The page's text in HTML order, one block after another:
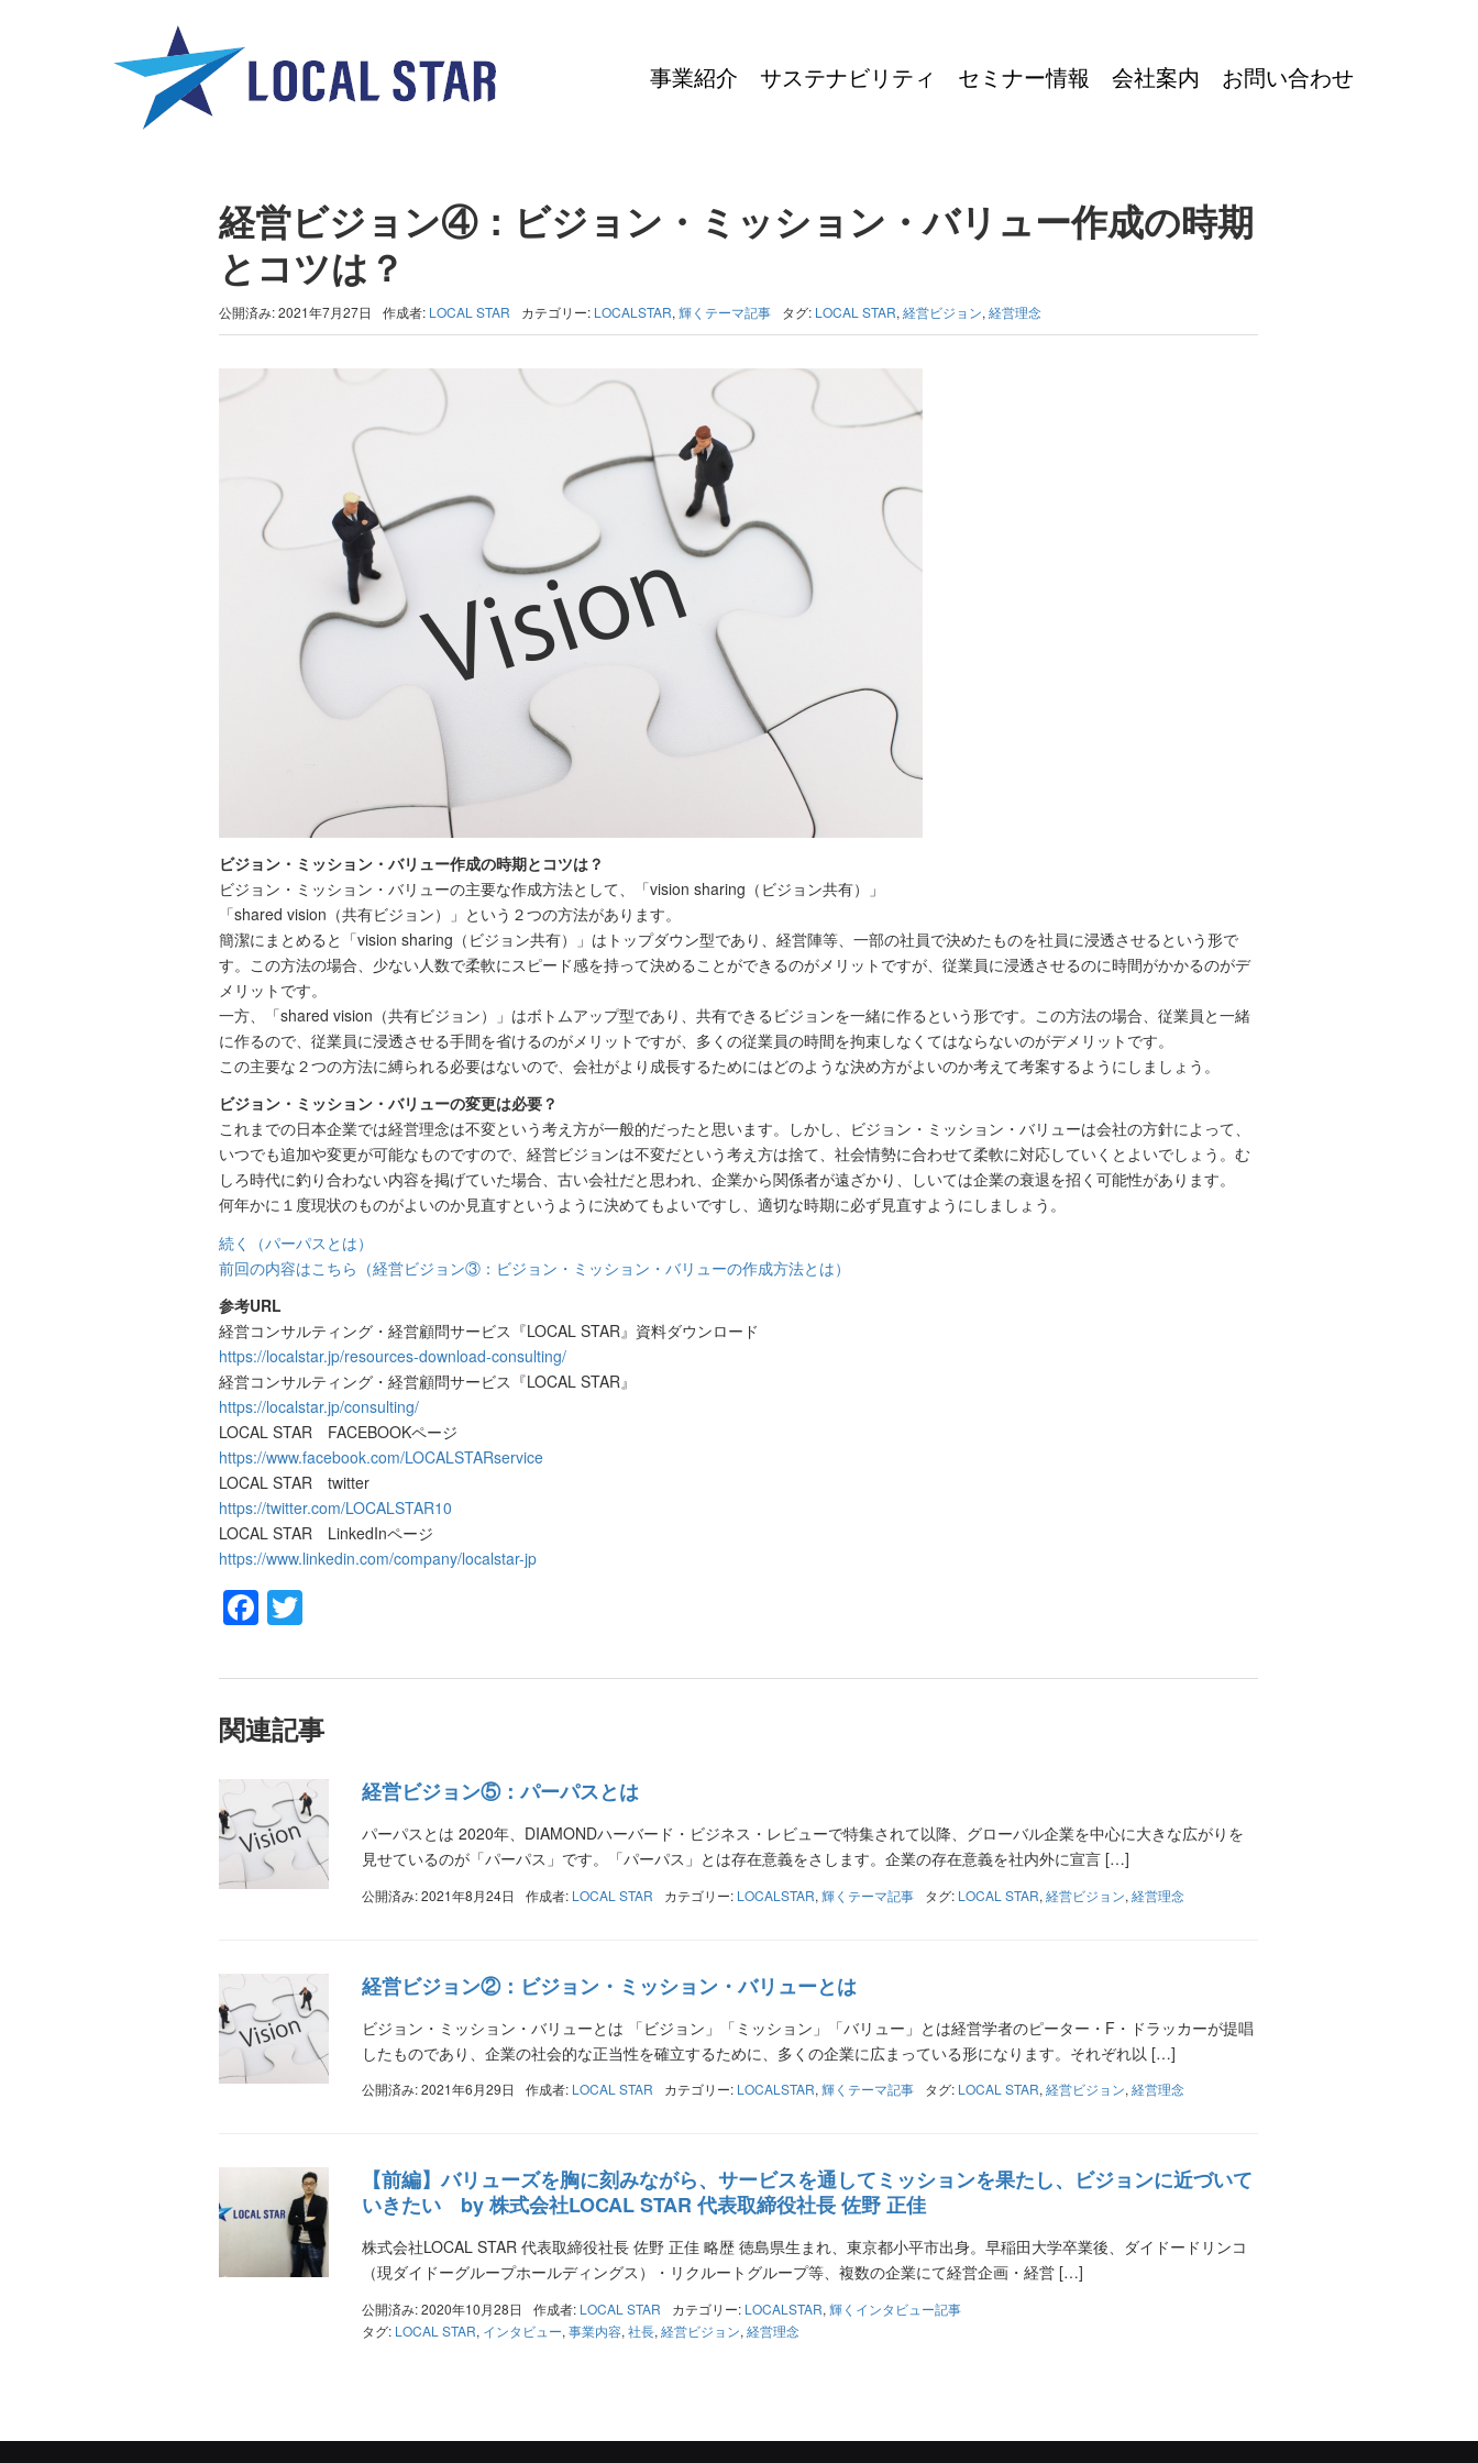
事業紹介 サステナビリティ セミナー情報 会社案内 お問い合わせ
経営ビジョン④：ビジョン・ミッション・バリュー作成の時期
とコツは？
公開済み: 2021年7月27日 作成者: LOCAL STAR カテゴリー: LOCALSTAR,輝くテーマ記事 タグ: LOCAL STAR,経営ビジョン,経営理念
ビジョン・ミッション・バリュー作成の時期とコツは？
ビジョン・ミッション・バリューの主要な作成方法として、「vision sharing（ビジョン共有）」
「shared vision（共有ビジョン）」という２つの方法があります。
簡潔にまとめると「vision sharing（ビジョン共有）」はトップダウン型であり、経営陣等、一部の社員で決めたものを社員に浸透させるという形で
す。この方法の場合、少ない人数で柔軟にスピード感を持って決めることができるのがメリットですが、従業員に浸透させるのに時間がかかるのがデ
メリットです。
一方、「shared vision（共有ビジョン）」はボトムアップ型であり、共有できるビジョンを一緒に作るという形です。この方法の場合、従業員と一緒
に作るので、従業員に浸透させる手間を省けるのがメリットですが、多くの従業員の時間を拘束しなくてはならないのがデメリットです。
この主要な２つの方法に縛られる必要はないので、会社がより成長するためにはどのような決め方がよいのか考えて考案するようにしましょう。
ビジョン・ミッション・バリューの変更は必要？
これまでの日本企業では経営理念は不変という考え方が一般的だったと思います。しかし、ビジョン・ミッション・バリューは会社の方針によって、
いつでも追加や変更が可能なものですので、経営ビジョンは不変だという考え方は捨て、社会情勢に合わせて柔軟に対応していくとよいでしょう。む
しろ時代に釣り合わない内容を掲げていた場合、古い会社だと思われ、企業から関係者が遠ざかり、しいては企業の衰退を招く可能性があります。
何年かに１度現状のものがよいのか見直すというように決めてもよいですし、適切な時期に必ず見直すようにしましょう。
続く（パーパスとは）
前回の内容はこちら（経営ビジョン③：ビジョン・ミッション・バリューの作成方法とは）
参考URL
経営コンサルティング・経営顧問サービス『LOCAL STAR』資料ダウンロード
https://localstar.jp/resources-download-consulting/
経営コンサルティング・経営顧問サービス『LOCAL STAR』
https://localstar.jp/consulting/
LOCAL STAR FACEBOOKページ
https://www.facebook.com/LOCALSTARservice
LOCAL STAR twitter
https://twitter.com/LOCALSTAR10
LOCAL STAR LinkedInページ
https://www.linkedin.com/company/localstar-jp
Facebook
関連記事
経営ビジョン⑤：パーパスとは
パーパスとは 2020年、DIAMONDハーバード・ビジネス・レビューで特集されて以降、グローバル企業を中心に大きな広がりを
見せているのが「パーパス」です。「パーパス」とは存在意義をさします。企業の存在意義を社内外に宣言 […]
公開済み: 2021年8月24日 作成者: LOCAL STAR カテゴリー: LOCALSTAR,輝くテーマ記事 タグ: LOCAL STAR,経営ビジョン,経営理念
経営ビジョン②：ビジョン・ミッション・バリューとは
ビジョン・ミッション・バリューとは 「ビジョン」「ミッション」「バリュー」とは経営学者のピーター・F・ドラッカーが提唱
したものであり、企業の社会的な正当性を確立するために、多くの企業に広まっている形になります。それぞれ以 […]
公開済み: 2021年6月29日 作成者: LOCAL STAR カテゴリー: LOCALSTAR,輝くテーマ記事 タグ: LOCAL STAR,経営ビジョン,経営理念
【前編】バリューズを胸に刻みながら、サービスを通してミッションを果たし、ビジョンに近づいて
いきたい by 株式会社LOCAL STAR 代表取締役社長 佐野 正佳
株式会社LOCAL STAR 代表取締役社長 佐野 正佳 略歴 徳島県生まれ、東京都小平市出身。早稲田大学卒業後、ダイドードリンコ
（現ダイドーグループホールディングス）・リクルートグループ等、複数の企業にて経営企画・経営 […]
公開済み: 2020年10月28日 作成者: LOCAL STAR カテゴリー: LOCALSTAR,輝くインタビュー記事
タグ: LOCAL STAR, インタビュー,事業内容,社長,経営ビジョン,経営理念